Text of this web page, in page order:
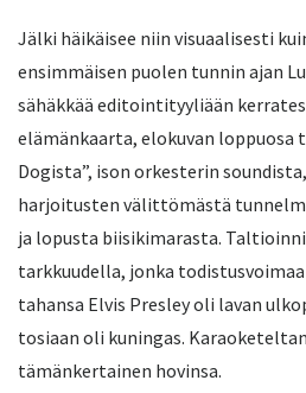
Jälki häikäisee niin visuaalisesti
ensimmäisen puolen tunnin ajan
sähäkkää editointityyliään
elämänkaarta, elokuvan loppuosa
Dogista”, ison orkesterin
harjoitusten välittömästä
ja lopusta biisikimarasta.
tarkkuudella, jonka
tahansa Elvis Presley oli lavan
tosiaan oli kuningas.
tämänkertainen hovinsa.